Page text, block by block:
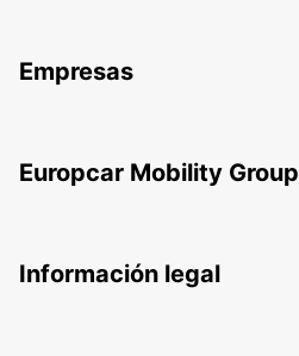
Empresas
Europcar Mobility Group
Información legal